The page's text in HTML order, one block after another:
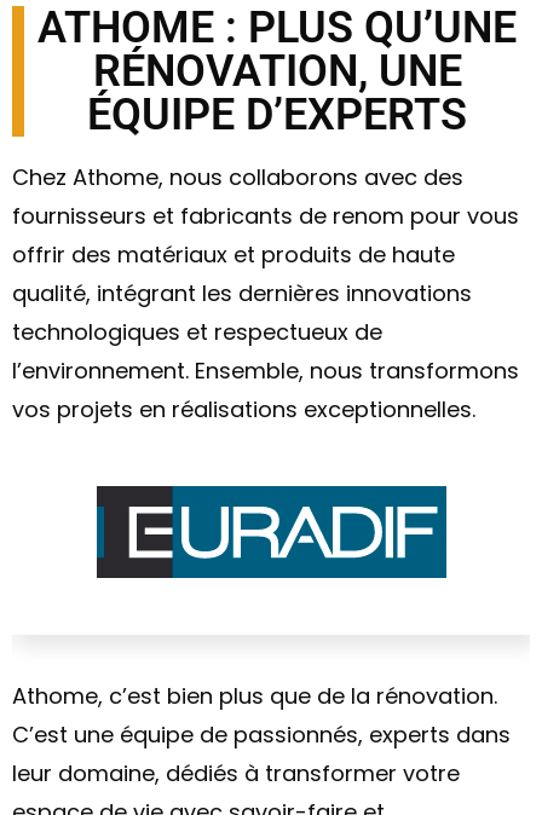
ATHOME : PLUS QU’UNE
RÉNOVATION, UNE
ÉQUIPE D’EXPERTS
Chez Athome, nous collaborons avec des
fournisseurs et fabricants de renom pour vous
offrir des matériaux et produits de haute
qualité, intégrant les dernières innovations
technologiques et respectueux de
l’environnement. Ensemble, nous transformons
vos projets en réalisations exceptionnelles.
Athome, c’est bien plus que de la rénovation.
C’est une équipe de passionnés, experts dans
leur domaine, dédiés à transformer votre